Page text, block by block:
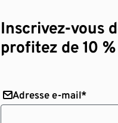
Inscrivez-vous
profitez de 10
Adresse e-mail*